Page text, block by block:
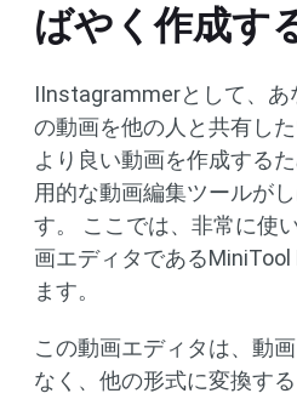
ばやく作成す
IInstagrammerとして、あ
の動画を他の人と共有し
より良い動画を作成する
用的な動画編集ツールが
す。 ここでは、非常に使
画エディタである
ます。
この動画エディタは、動
なく、他の形式に変換する